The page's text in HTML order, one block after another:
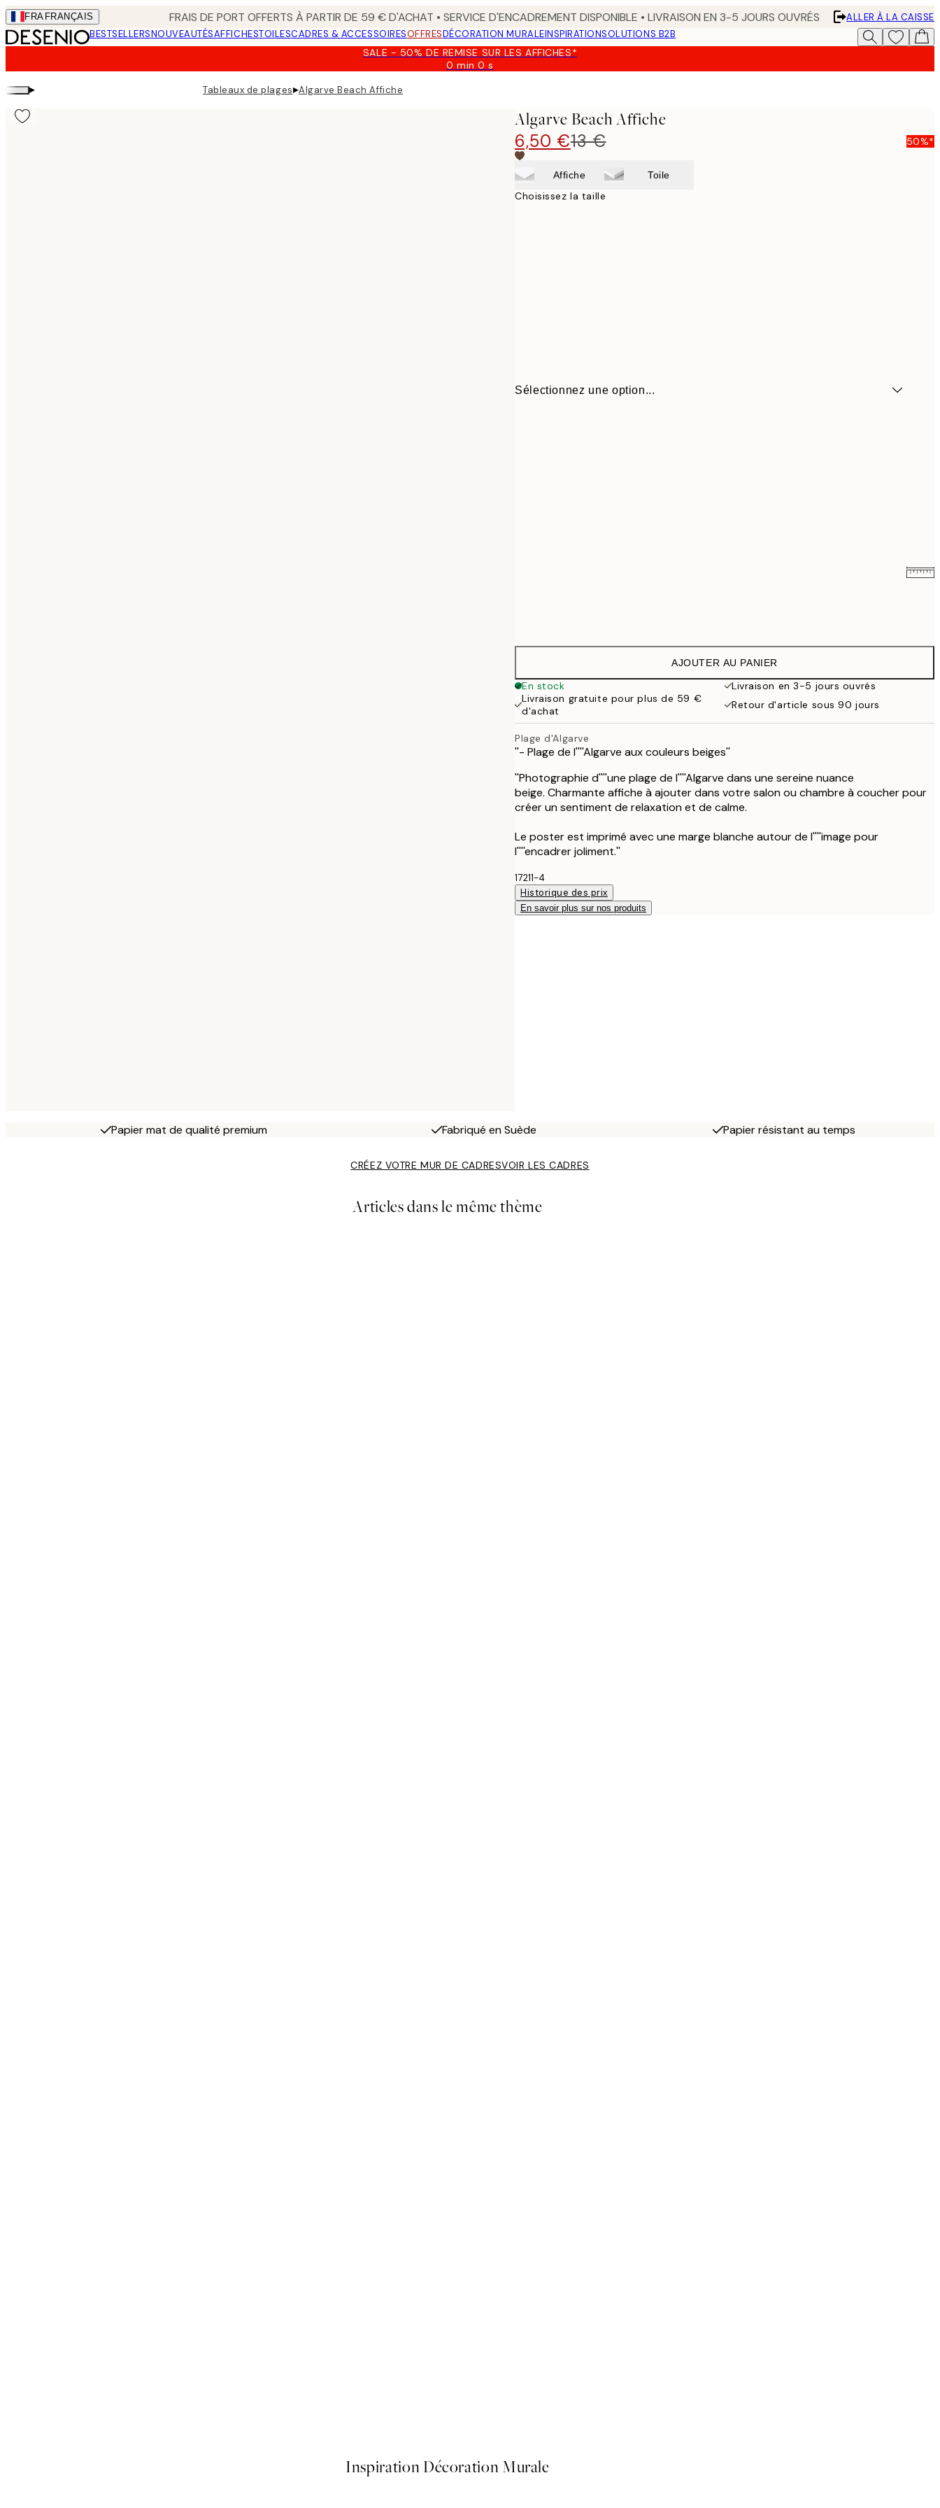
Skip
to
main
FRA FRANÇAIS FRAIS DE PORT OFFERTS À PARTIR DE 59 € D'ACHAT • SERVICE D'ENCADREMENT DISPONIBLE • LIVRAISON EN 3-5 JOURS OUVRÉS
ALLER À LA CAISSE
BESTSELLERSNOUVEAUTÉSAFFICHESTOILESCADRES & ACCESSOIRESOFFRESDÉCORATION MURALEINSPIRATIONSOLUTIONS B2B
SALE - 50% DE REMISE SUR LES AFFICHES*
0 min0 s
Valable
▸ Tableaux de plages▸Algarve Beach Affiche
Algarve Beach Affiche
6,50 €13 € 50%*
Affiche Toile
Choisissez la taille
Sélectionnez une option...
19,95 €
27,45 €
50x70 cm
AJOUTER AU PANIER
En stock
Livraison en 3-5 jours ouvrés
Livraison gratuite pour plus de 59 €
d'achat
Retour d'article sous 90 jours
Plage d'Algarve
''- Plage de l''''Algarve aux couleurs beiges''
''Photographie d''''une plage de l''''Algarve dans une sereine nuance
beige. Charmante affiche à ajouter dans votre salon ou chambre à coucher pour
créer un sentiment de relaxation et de calme.
Le poster est imprimé avec une marge blanche autour de l''''image pour
l''''encadrer joliment.''
17211-4
Historique des prix
En savoir plus sur nos produits
Papier mat de qualité premium Fabriqué en Suède Papier résistant au temps
CRÉEZ VOTRE MUR DE CADRESVOIR LES CADRES
Articles dans le même thème
Inspiration Décoration Murale